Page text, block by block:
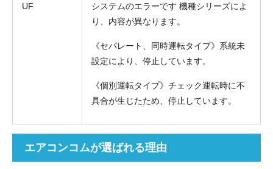
UF
システムのエラーです 機種シリーズによ
り、内容が異なります。
《セパレート、同時運転タイプ》系統未
設定により、停止しています。
《個別運転タイプ》チェック運転時に不
具合が生じたため、停止しています。
エアコンコムが選ばれる理由